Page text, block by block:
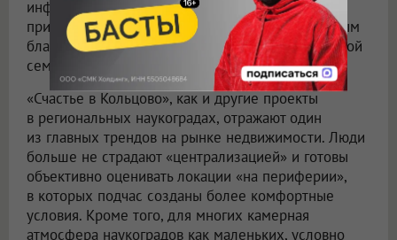
инфраструктурой и природным окружением,
приватной атмосферой пригорода и комплексным
благоустройством спроектирован для комфортной
семейной жизни.
«Счастье в Кольцово», как и другие проекты
в региональных наукоградах, отражают один
из главных трендов на рынке недвижимости. Люди
больше не страдают «централизацией» и готовы
объективно оценивать локации «на периферии»,
в которых подчас созданы более комфортные
условия. Кроме того, для многих камерная
атмосфера наукоградов как маленьких, условно